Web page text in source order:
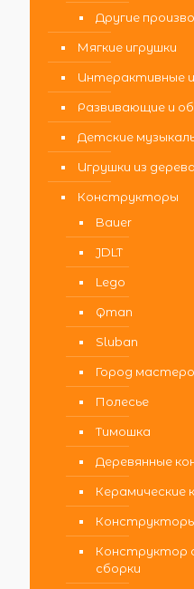
Другие
Мягкие игрушки
Интерактивные
Развивающие и
Детские
Игрушки из дерева
Конструкторы
Bauer
JDLT
Lego
Qman
Sluban
Город
Полесье
Тимошка
Деревянные
Конструктор
сборки